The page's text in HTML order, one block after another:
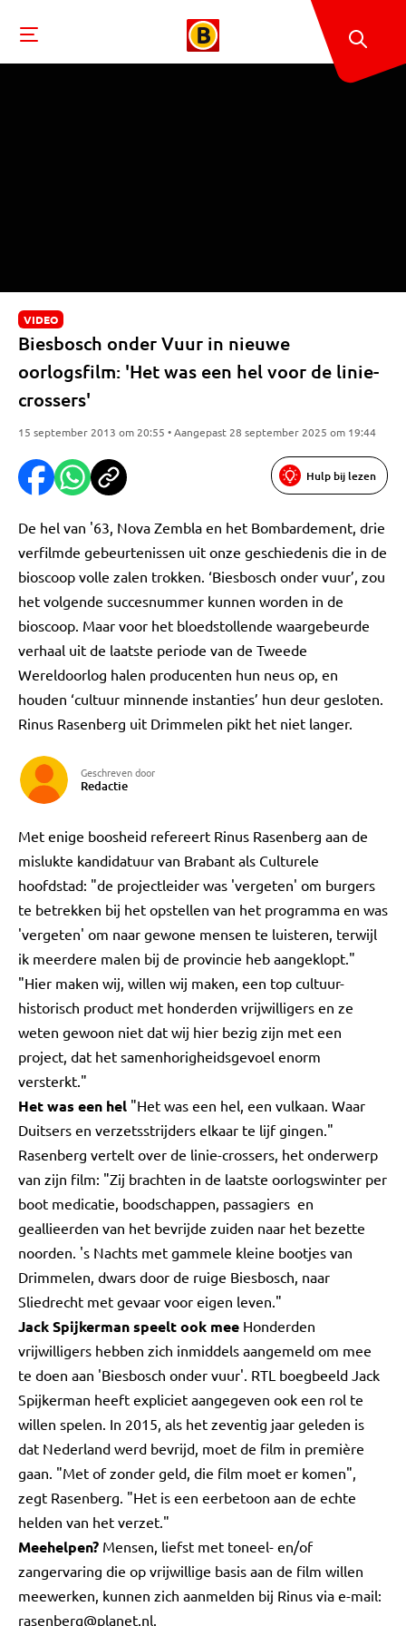
VIDEO
Biesbosch onder Vuur in nieuwe
oorlogsfilm: 'Het was een hel voor de linie-
crossers'
15 september 2013 om 20:55 • Aangepast 28 september 2025 om 19:44
Hulp bij lezen
De hel van '63, Nova Zembla en het Bombardement, drie
verfilmde gebeurtenissen uit onze geschiedenis die in de
bioscoop volle zalen trokken. ‘Biesbosch onder vuur’, zou
het volgende succesnummer kunnen worden in de
bioscoop. Maar voor het bloedstollende waargebeurde
verhaal uit de laatste periode van de Tweede
Wereldoorlog halen producenten hun neus op, en
houden ‘cultuur minnende instanties’ hun deur gesloten.
Rinus Rasenberg uit Drimmelen pikt het niet langer.
Geschreven door
Redactie
Met enige boosheid refereert Rinus Rasenberg aan de
mislukte kandidatuur van Brabant als Culturele
hoofdstad: "de projectleider was 'vergeten' om burgers
te betrekken bij het opstellen van het programma en was
'vergeten' om naar gewone mensen te luisteren, terwijl
ik meerdere malen bij de provincie heb aangeklopt."
"Hier maken wij, willen wij maken, een top cultuur-
historisch product met honderden vrijwilligers en ze
weten gewoon niet dat wij hier bezig zijn met een
project, dat het samenhorigheidsgevoel enorm
versterkt."
Het was een hel "Het was een hel, een vulkaan. Waar
Duitsers en verzetsstrijders elkaar te lijf gingen."
Rasenberg vertelt over de linie-crossers, het onderwerp
van zijn film: "Zij brachten in de laatste oorlogswinter per
boot medicatie, boodschappen, passagiers en
geallieerden van het bevrijde zuiden naar het bezette
noorden. 's Nachts met gammele kleine bootjes van
Drimmelen, dwars door de ruige Biesbosch, naar
Sliedrecht met gevaar voor eigen leven."
Jack Spijkerman speelt ook mee Honderden
vrijwilligers hebben zich inmiddels aangemeld om mee
te doen aan 'Biesbosch onder vuur'. RTL boegbeeld Jack
Spijkerman heeft expliciet aangegeven ook een rol te
willen spelen. In 2015, als het zeventig jaar geleden is
dat Nederland werd bevrijd, moet de film in première
gaan. "Met of zonder geld, die film moet er komen",
zegt Rasenberg. "Het is een eerbetoon aan de echte
helden van het verzet."
Meehelpen? Mensen, liefst met toneel- en/of
zangervaring die op vrijwillige basis aan de film willen
meewerken, kunnen zich aanmelden bij Rinus via e-mail:
rasenberg@planet.nl.